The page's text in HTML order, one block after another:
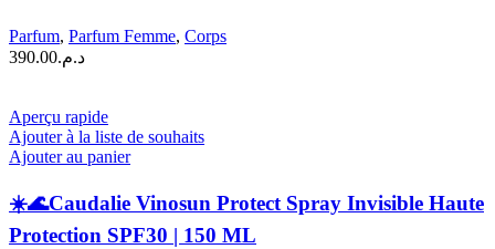
Soleil
des
50
ML
Parfum, Parfum Femme, Corps
د.م.390.00
Aperçu rapide
Ajouter à la liste de souhaits
Ajouter au panier
☀️🌊Caudalie Vinosun Protect Spray Invisible Haute
Protection SPF30 | 150 ML